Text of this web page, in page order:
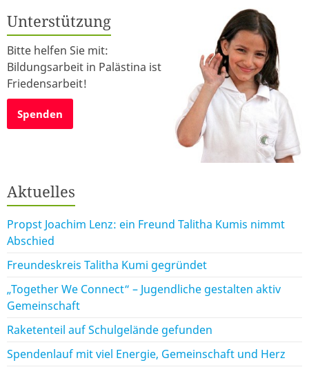
Unterstützung
Bitte helfen Sie mit:
Bildungsarbeit in Palästina ist
Friedensarbeit!
Spenden
Aktuelles
Propst Joachim Lenz: ein Freund Talitha Kumis nimmt
Abschied
Freundeskreis Talitha Kumi gegründet
„Together We Connect“ – Jugendliche gestalten aktiv
Gemeinschaft
Raketenteil auf Schulgelände gefunden
Spendenlauf mit viel Energie, Gemeinschaft und Herz